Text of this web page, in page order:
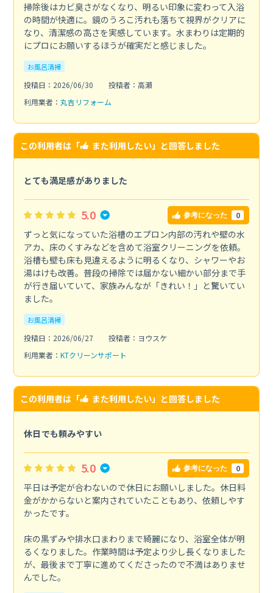
掃除後はカビ臭さがなくなり、明るい印象に変わって入浴
の時間が快適に。鏡のうろこ汚れも落ちて視界がクリアに
なり、清潔感の高さを実感しています。水まわりは定期的
にプロにお願いするほうが確実だと感じました。
お風呂清掃
投稿日：2026/06/30
投稿者：高瀬
利用業者： 丸吉リフォーム
この利用者は「 また利用したい」と回答しました
とても満足感がありました
5.0 参考になった 0
ずっと気になっていた浴槽のエプロン内部の汚れや壁の水
アカ、床のくすみなどを含めて浴室クリーニングを依頼。
浴槽も壁も床も見違えるように明るくなり、シャワーやお
湯はけも改善。普段の掃除では届かない細かい部分まで手
が行き届いていて、家族みんなが「きれい！」と驚いてい
ました。
お風呂清掃
投稿日：2026/06/27
投稿者：ヨウスケ
利用業者： KTクリーンサポート
この利用者は「 また利用したい」と回答しました
休日でも頼みやすい
5.0 参考になった 0
平日は予定が合わないので休日にお願いしました。休日料
金がかからないと案内されていたこともあり、依頼しやす
かったです。
床の黒ずみや排水口まわりまで綺麗になり、浴室全体が明
るくなりました。作業時間は予定より少し長くなりました
が、最後まで丁寧に進めてくださったので不満はありませ
んでした。